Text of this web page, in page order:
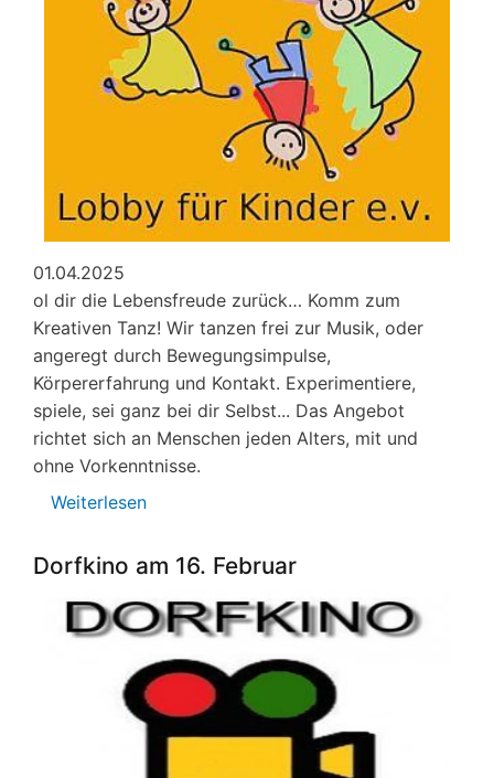
01.04.2025
ol dir die Lebensfreude zurück… Komm zum
Kreativen Tanz! Wir tanzen frei zur Musik, oder
angeregt durch Bewegungsimpulse,
Körpererfahrung und Kontakt. Experimentiere,
spiele, sei ganz bei dir Selbst... Das Angebot
richtet sich an Menschen jeden Alters, mit und
ohne Vorkenntnisse.
Weiterlesen
von
für
Kinder
e.V.
April
2025
Dorfkino am 16. Februar